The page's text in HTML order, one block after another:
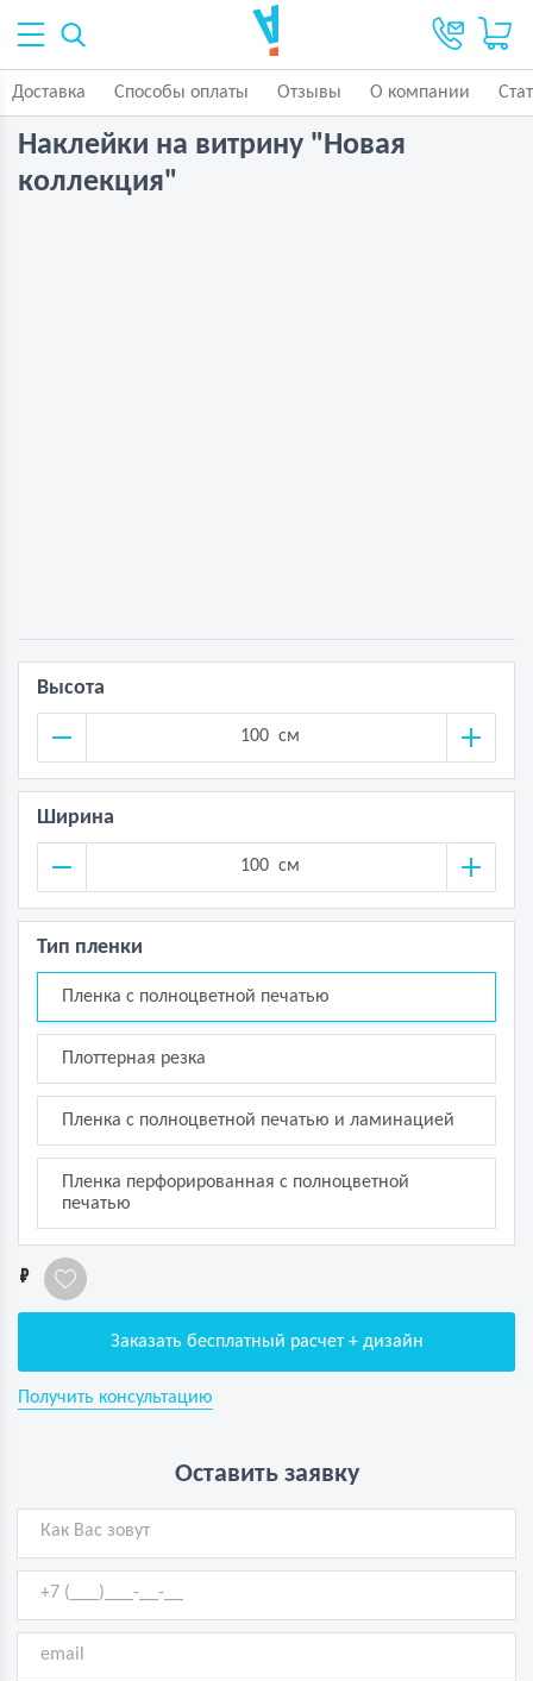
Доставка Способы оплаты Отзывы О компании
Наклейки на витрину "Новая
коллекция"
Высота
см
Ширина
см
Тип пленки
Пленка с полноцветной печатью
Плоттерная резка
Пленка с полноцветной печатью и ламинацией
Пленка перфорированная с полноцветной
печатью
1
Заказать бесплатный расчет + дизайн
Получить консультацию
Оставить заявку